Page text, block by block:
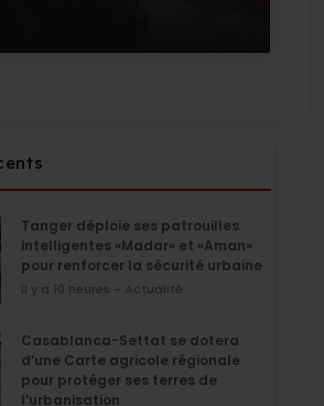
Tanger déploie ses patrouilles
intelligentes «Madar» et «Aman»
pour renforcer la sécurité urbaine
il y a 10 heures - Actualité
Casablanca-Settat se dotera
d’une Carte agricole régionale
pour protéger ses terres de
l’urbanisation